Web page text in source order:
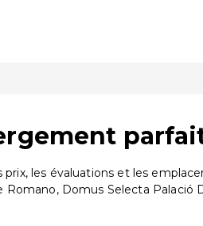
les évaluations et les
Domus Selecta Palació